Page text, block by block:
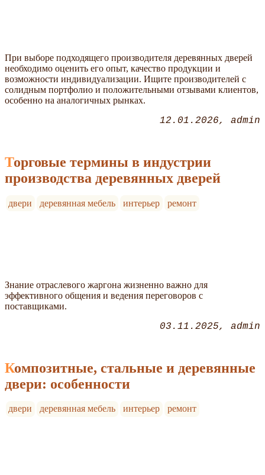
При выборе подходящего производителя деревянных дверей
необходимо оценить его опыт, качество продукции и
возможности индивидуализации. Ищите производителей с
солидным портфолио и положительными отзывами клиентов,
особенно на аналогичных рынках.
12.01.2026 admin
Торговые термины в индустрии
производства деревянных дверей
двери деревянная мебель интерьер ремонт
Знание отраслевого жаргона жизненно важно для
эффективного общения и ведения переговоров с
поставщиками.
03.11.2025 admin
Композитные, стальные и деревянные
двери: особенности
двери деревянная мебель интерьер ремонт